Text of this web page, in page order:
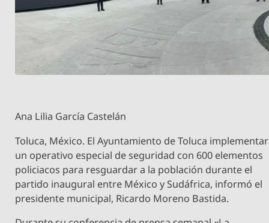
Ana Lilia García Castelán
Toluca, México. El Ayuntamiento de Toluca
un operativo especial de seguridad con 600 elementos
policiacos para resguardar a la población durante el
partido inaugural entre México y Sudáfrica, informó el
presidente municipal, Ricardo Moreno Bastida.